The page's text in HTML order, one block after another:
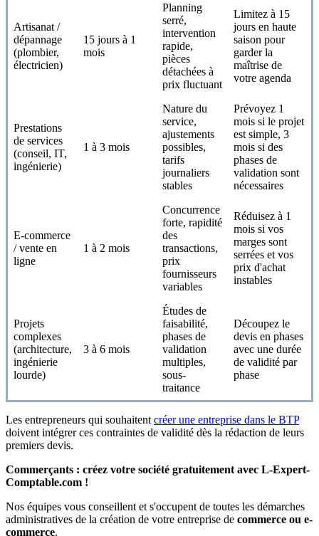
Artisanat /
dépannage
(plombier,
électricien)
15 jours à 1
mois
Planning
serré,
intervention
rapide,
pièces
détachées à
prix fluctuant
Limitez à 15
jours en haute
saison pour
garder la
maîtrise de
votre agenda
Prestations
de services
(conseil, IT,
ingénierie)
1 à 3 mois
Nature du
service,
ajustements
possibles,
tarifs
journaliers
stables
Prévoyez 1
mois si le projet
est simple, 3
mois si des
phases de
validation sont
nécessaires
E-commerce
/ vente en
ligne
1 à 2 mois
Concurrence
forte, rapidité
des
transactions,
prix
fournisseurs
variables
Réduisez à 1
mois si vos
marges sont
serrées et vos
prix d'achat
instables
Projets
complexes
(architecture,
ingénierie
lourde)
3 à 6 mois
Études de
faisabilité,
phases de
validation
multiples,
sous-
traitance
Découpez le
devis en phases
avec une durée
de validité par
phase
Les entrepreneurs qui souhaitent créer une entreprise dans le BTP
doivent intégrer ces contraintes de validité dès la rédaction de leurs
premiers devis.
Commerçants : créez votre société gratuitement avec L-Expert-
Comptable.com !
Nos équipes vous conseillent et s'occupent de toutes les démarches
administratives de la création de votre entreprise de commerce ou e-
commerce.